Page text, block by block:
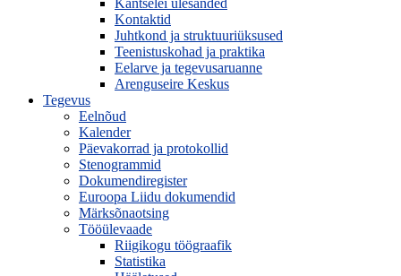
Kontaktid
Juhtkond ja struktuuriüksused
Teenistuskohad ja praktika
Eelarve ja tegevusaruanne
Arenguseire Keskus
Tegevus
Eelnõud
Kalender
Päevakorrad ja protokollid
Stenogrammid
Dokumendiregister
Euroopa Liidu dokumendid
Märksõnaotsing
Tööülevaade
Riigikogu töögraafik
Statistika